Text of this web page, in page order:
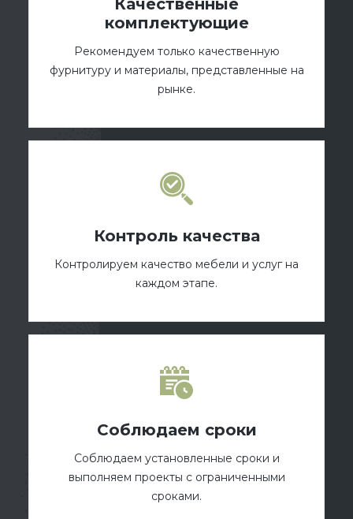
Качественные
комплектующие
Рекомендуем только качественную
фурнитуру и материалы, представленные на
рынке.
Контроль качества
Контролируем качество мебели и услуг на
каждом этапе.
Соблюдаем сроки
Соблюдаем установленные сроки и
выполняем проекты с ограниченными
сроками.